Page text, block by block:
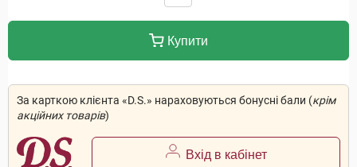
Купити
За карткою клієнта «D.S.» нараховуються бонусні бали (крім
акційних товарів)
Вхід в кабінет